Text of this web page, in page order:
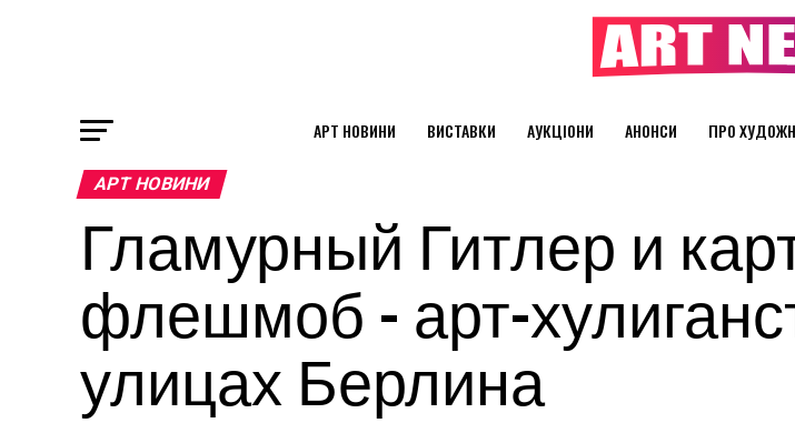
АРТ НОВИНИ ВИСТАВКИ АУКЦІОНИ АНОНСИ ПРО
АРТ НОВИНИ
Гламурный Гитлер и
флешмоб – арт-
улицах Берлина